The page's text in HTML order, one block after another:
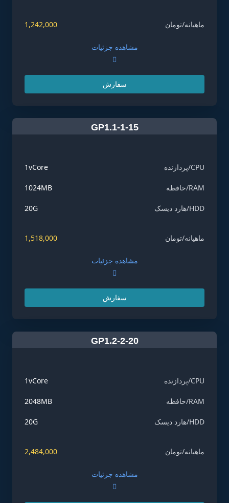
ماهیانه/تومان 1,242,000
مشاهده جزئیات
سفارش
GP1.1-1-15
CPU/پردازنده 1vCore
RAM/حافظه 1024MB
HDD/هارد دیسک 20G
ماهیانه/تومان 1,518,000
مشاهده جزئیات
سفارش
GP1.2-2-20
CPU/پردازنده 1vCore
RAM/حافظه 2048MB
HDD/هارد دیسک 20G
ماهیانه/تومان 2,484,000
مشاهده جزئیات